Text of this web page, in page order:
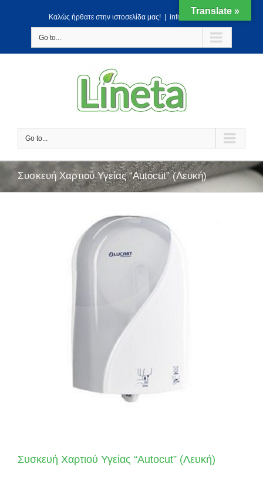
Kαλώς ήρθατε στην ιστοσελίδα μας! info@lineta.gr
Go to...
Go to...
Συσκευή Χαρτιού Υγείας “Autocut” (Λευκή)
Συσκευή Χαρτιού Υγείας “Autocut” (Λευκή)
Translate »